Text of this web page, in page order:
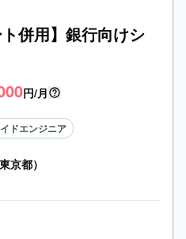
併用】銀行向けシ
円/月
ドエンジニア
京都）